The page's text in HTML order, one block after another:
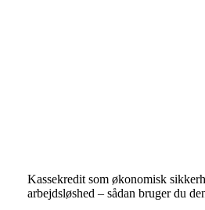
Kassekredit som økonomisk
arbejdsløshed – sådan bruger du